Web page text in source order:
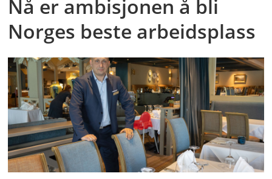
Nå er ambisjonen å bli
Norges beste arbeidsplass